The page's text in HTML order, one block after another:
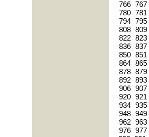
766 767
780 781
794 795
808 809
822 823
836 837
850 851
864 865
878 879
892 893
906 907
920 921
934 935
948 949
962 963
976 977